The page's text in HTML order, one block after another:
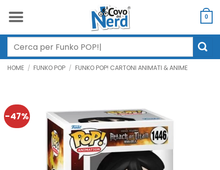
0
Cerca:
HOME / FUNKO POP / FUNKO POP! CARTONI ANIMATI & ANIME
-47%